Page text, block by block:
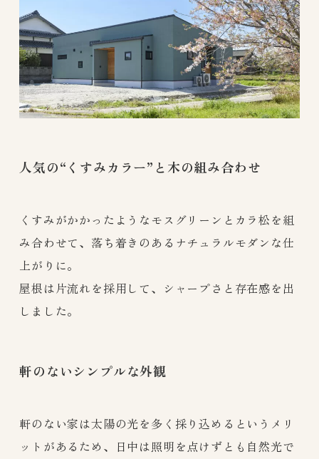
人気の“くすみカラー”と木の組み合わせ
くすみがかかったようなモスグリーンとカラ松を組
み合わせて、落ち着きのあるナチュラルモダンな仕
上がりに。
屋根は片流れを採用して、シャープさと存在感を出
しました。
軒のないシンプルな外観
軒のない家は太陽の光を多く採り込めるというメリ
ットがあるため、日中は照明を点けずとも自然光で